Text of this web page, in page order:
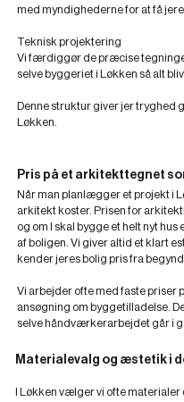
med myndighederne for at få
Teknisk projektering
Vi færdiggør de præcise
selve byggeriet i Løkken så alt
Denne struktur giver jer tryghed
Løkken.
Pris på et arkitekttegnet
Når man planlægger et projekt i
arkitekt koster. Prisen for
og om I skal bygge et helt nyt
af boligen. Vi giver altid et klart
kender jeres bolig pris fra
Vi arbejder ofte med faste priser
ansøgning om byggetilladelse.
selve håndværkerarbejdet går i
Materialevalg og æstetik i
I Løkken vælger vi ofte